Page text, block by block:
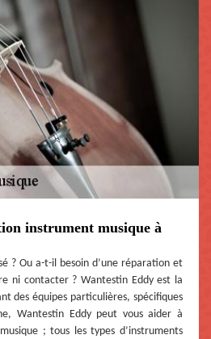
instrument musique à
? Ou a-t-il besoin d’une réparation et
ni contacter ? Wantestin Eddy est la
des équipes particulières, spécifiques
Wantestin Eddy peut vous aider à
; tous les types d’instruments